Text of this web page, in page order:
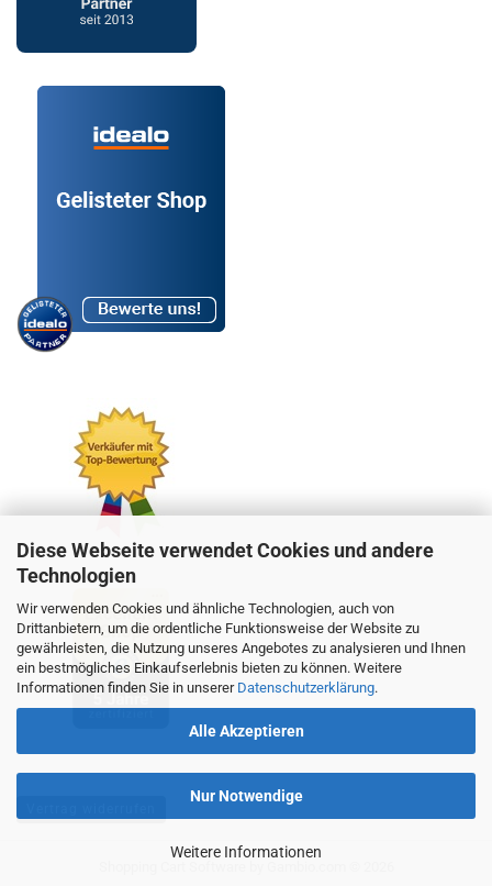
Diese Webseite verwendet Cookies und andere
Technologien
Wir verwenden Cookies und ähnliche Technologien, auch von
Drittanbietern, um die ordentliche Funktionsweise der Website zu
gewährleisten, die Nutzung unseres Angebotes zu analysieren und Ihnen
ein bestmögliches Einkaufserlebnis bieten zu können. Weitere
Informationen finden Sie in unserer Datenschutzerklärung.
Alle Akzeptieren
Nur Notwendige
Weitere Informationen